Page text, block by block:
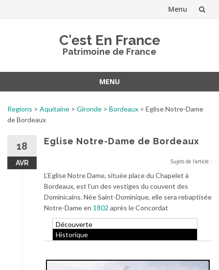
Menu
C'est En France
Patrimoine de France
MENU
contenu
Regions > Aquitaine > Gironde > Bordeaux > Eglise Notre-Dame
de Bordeaux
18
AVR
Eglise Notre-Dame de Bordeaux
Sujets de l'article :
L’Eglise Notre Dame, située place du Chapelet à
Bordeaux, est l’un des vestiges du couvent des
Dominicains. Née Saint-Dominique, elle sera rebaptisée
Notre-Dame en 1802 après le Concordat
Découverte
Historique